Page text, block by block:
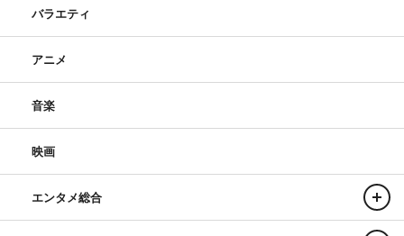
バラエティ
アニメ
音楽
映画
エンタメ総合